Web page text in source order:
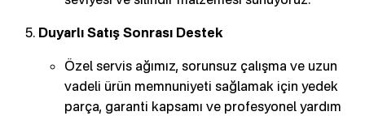
Duyarlı Satış Sonrası Destek
Özel servis ağımız, sorunsuz çalışma ve uzun
vadeli ürün memnuniyeti sağlamak için yedek
parça, garanti kapsamı ve profesyonel yardım